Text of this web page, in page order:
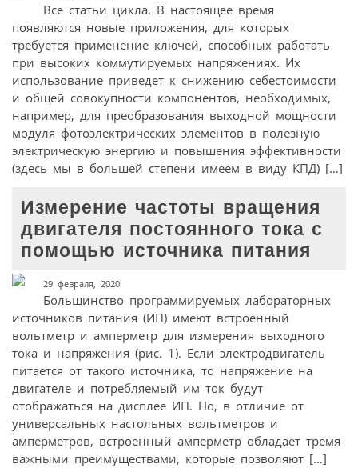
Все статьи цикла. В настоящее время
появляются новые приложения, для которых
требуется применение ключей, способных работать
при высоких коммутируемых напряжениях. Их
использование приведет к снижению себестоимости
и общей совокупности компонентов, необходимых,
например, для преобразования выходной мощности
модуля фотоэлектрических элементов в полезную
электрическую энергию и повышения эффективности
(здесь мы в большей степени имеем в виду КПД) […]
Измерение частоты вращения
двигателя постоянного тока с
помощью источника питания
29 февраля, 2020
Большинство программируемых лабораторных
источников питания (ИП) имеют встроенный
вольтметр и амперметр для измерения выходного
тока и напряжения (рис. 1). Если электродвигатель
питается от такого источника, то напряжение на
двигателе и потребляемый им ток будут
отображаться на дисплее ИП. Но, в отличие от
универсальных настольных вольтметров и
амперметров, встроенный амперметр обладает тремя
важными преимуществами, которые позволяют […]